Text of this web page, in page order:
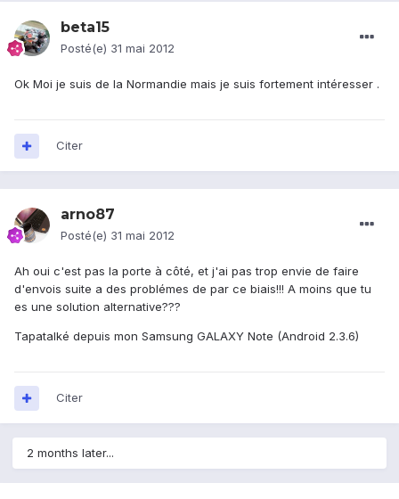
beta15
Posté(e) 31 mai 2012
Ok Moi je suis de la Normandie mais je suis fortement intéresser .
Citer
arno87
Posté(e) 31 mai 2012
Ah oui c'est pas la porte à côté, et j'ai pas trop envie de faire
d'envois suite a des problémes de par ce biais!!! A moins que tu
es une solution alternative???
Tapatalké depuis mon Samsung GALAXY Note (Android 2.3.6)
Citer
2 months later...